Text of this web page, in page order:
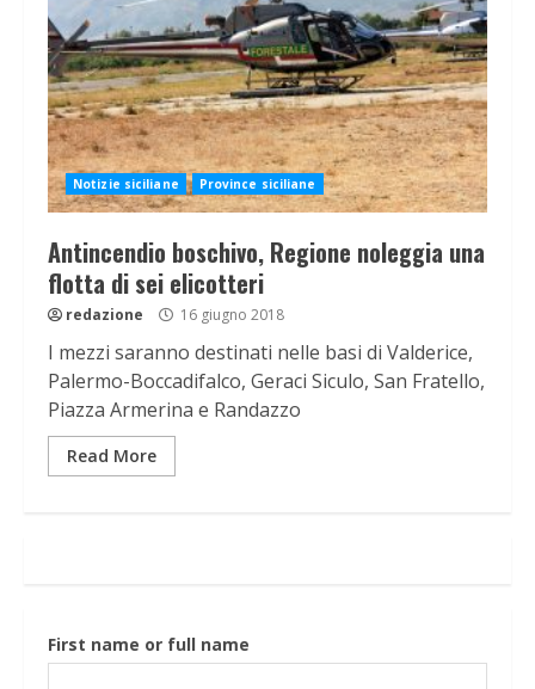
Notizie siciliane Province siciliane
Antincendio boschivo, Regione noleggia una
flotta di sei elicotteri
redazione 16 giugno 2018
I mezzi saranno destinati nelle basi di Valderice,
Palermo-Boccadifalco, Geraci Siculo, San Fratello,
Piazza Armerina e Randazzo
Read More
First name or full name